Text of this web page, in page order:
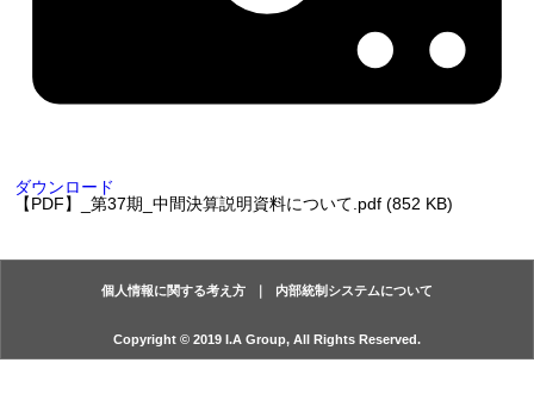
ダウンロード
【PDF】_第37期_中間決算説明資料について.pdf (852 KB)
個人情報に関する考え方 内部統制システムについて
Copyright © 2019 I.A Group, All Rights Reserved.